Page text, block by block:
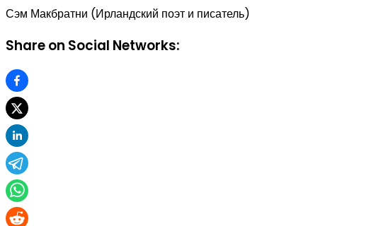
Сэм Макбратни (Ирландский поэт и писатель)
Share on Social Networks: